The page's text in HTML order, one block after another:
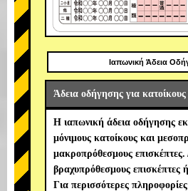
Ιαπωνική Άδεια
Άδεια οδήγησης για
Η ιαπωνική άδεια οδήγησης
μόνιμους κατοίκους και
μακροπρόθεσμους επισκέπτες.
βραχυπρόθεσμους επισκέπτες ή
Για περισσότερες